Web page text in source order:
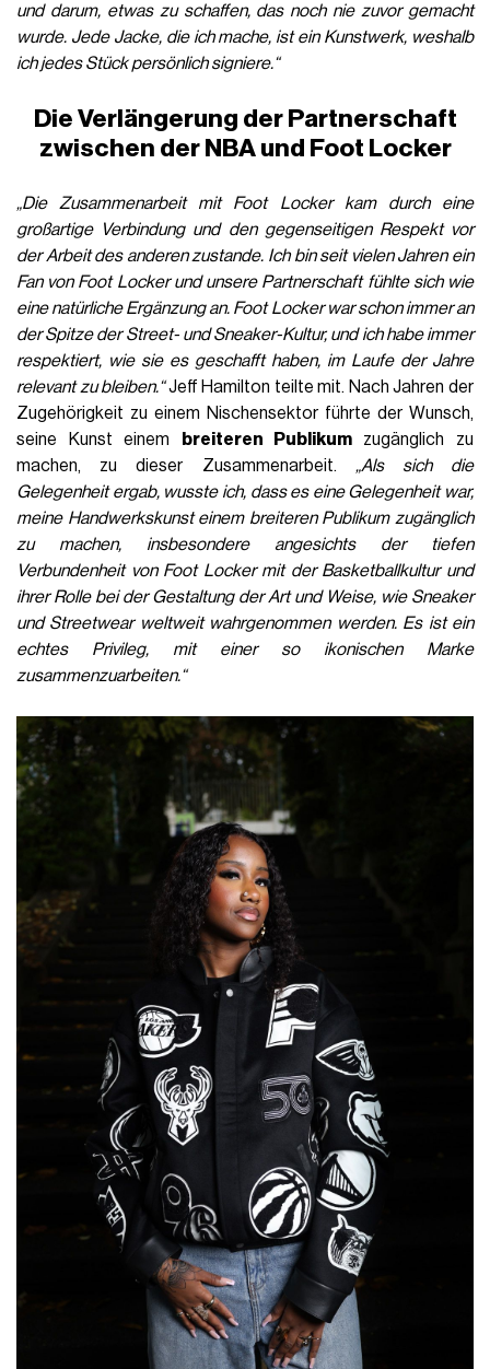
und darum, etwas zu schaffen, das noch nie zuvor gemacht
wurde. Jede Jacke, die ich mache, ist ein Kunstwerk, weshalb
ich jedes Stück persönlich signiere.“
Die Verlängerung der Partnerschaft
zwischen der NBA und Foot Locker
„Die Zusammenarbeit mit Foot Locker kam durch eine
großartige Verbindung und den gegenseitigen Respekt vor
der Arbeit des anderen zustande. Ich bin seit vielen Jahren ein
Fan von Foot Locker und unsere Partnerschaft fühlte sich wie
eine natürliche Ergänzung an. Foot Locker war schon immer an
der Spitze der Street- und Sneaker-Kultur, und ich habe immer
respektiert, wie sie es geschafft haben, im Laufe der Jahre
relevant zu bleiben.“Jeff Hamilton teilte mit. Nach Jahren der
Zugehörigkeit zu einem Nischensektor führte der Wunsch,
seine Kunst einem
breiteren Publikum zugänglich zu
machen, zu dieser Zusammenarbeit. „Als sich die
Gelegenheit ergab, wusste ich, dass es eine Gelegenheit war,
meine Handwerkskunst einem breiteren Publikum zugänglich
zu machen, insbesondere angesichts der tiefen
Verbundenheit von Foot Locker mit der Basketballkultur und
ihrer Rolle bei der Gestaltung der Art und Weise, wie Sneaker
und Streetwear weltweit wahrgenommen werden. Es ist ein
echtes Privileg, mit einer so ikonischen Marke
zusammenzuarbeiten.“